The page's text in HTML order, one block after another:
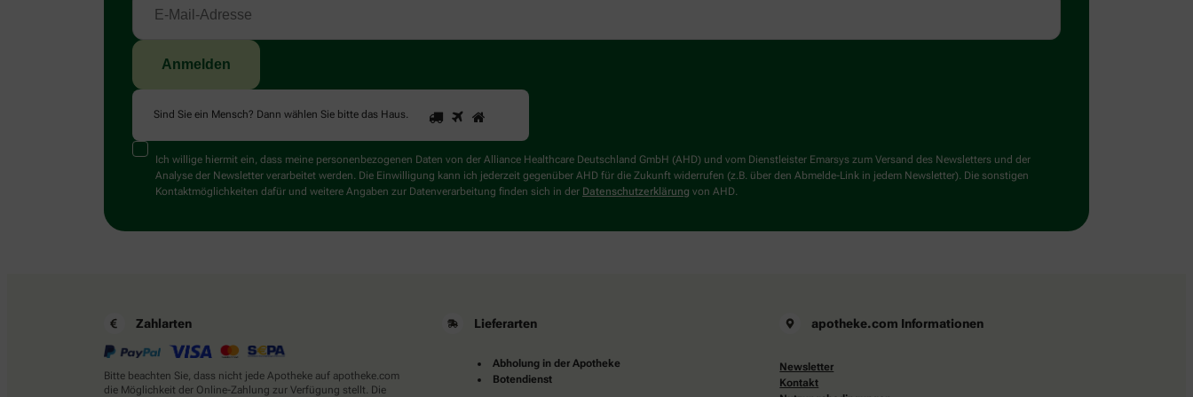
Sind Sie ein Mensch? Dann wählen Sie bitte das Haus.
Sie
ein
Mensch?
Dann
wählen
1 2
Ich willige hiermit ein, dass meine personenbezogenen Daten von der Alliance Healthcare Deutschland GmbH (AHD) und vom Dienstleister Emarsys zum Versand des Newsletters und der
Analyse der Newsletter verarbeitet werden. Die Einwilligung kann ich jederzeit gegenüber AHD für die Zukunft widerrufen (z.B. über den Abmelde-Link in jedem Newsletter). Die sonstigen
Kontaktmöglichkeiten dafür und weitere Angaben zur Datenverarbeitung finden sich in der Datenschutzerklärung von AHD.
Zahlarten
Bitte beachten Sie, dass nicht jede Apotheke auf apotheke.com
die Möglichkeit der Online-Zahlung zur Verfügung stellt. Die
Lieferarten
Abholung in der Apotheke
Botendienst
apotheke.com Informationen
Newsletter
Kontakt